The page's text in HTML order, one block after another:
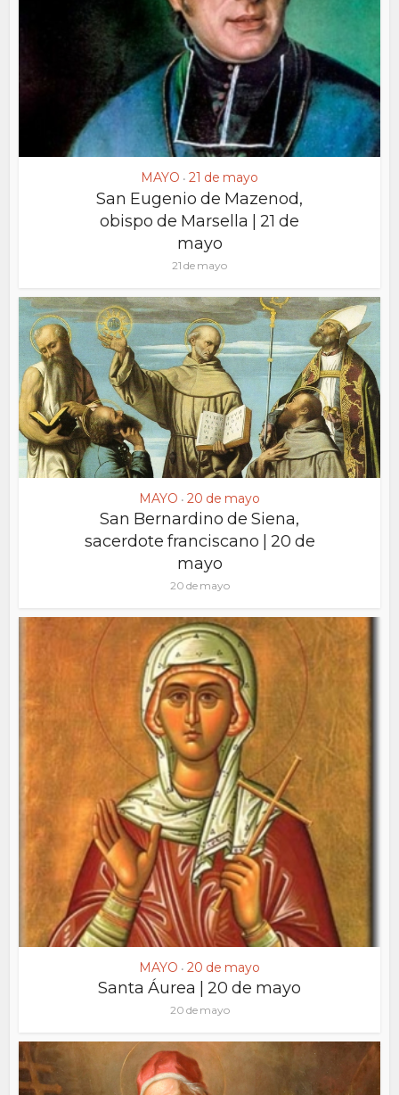
MAYO • 21 de mayo
San Eugenio de Mazenod,
obispo de Marsella | 21 de
mayo
21 de mayo
MAYO • 20 de mayo
San Bernardino de Siena,
sacerdote franciscano | 20 de
mayo
20 de mayo
MAYO • 20 de mayo
Santa Áurea | 20 de mayo
20 de mayo